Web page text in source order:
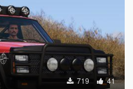
719 41